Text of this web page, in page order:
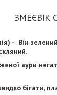
ЗМЕЄВІК
- Він
аури
бігати,